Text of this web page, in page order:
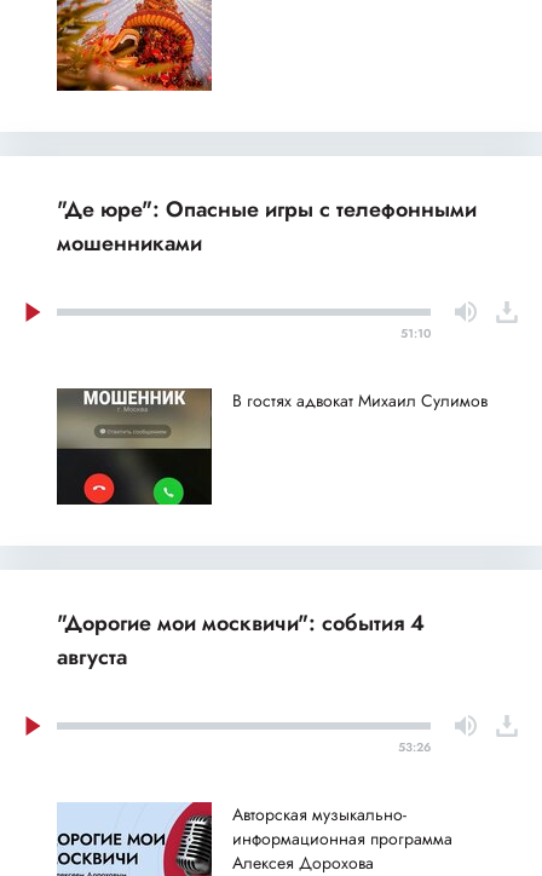
"Де юре": Опасные игры с телефонными
мошенниками
51:10
В гостях адвокат Михаил Сулимов
"Дорогие мои москвичи": события 4
августа
53:26
Авторская музыкально-
информационная программа
Алексея Дорохова